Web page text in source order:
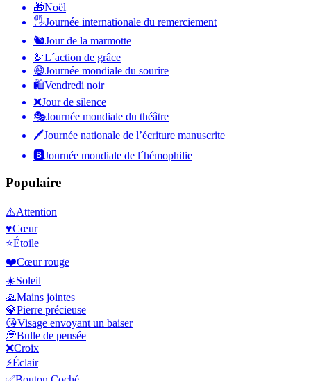
🎁Noël
🖐Journée internationale du remerciement
🐿Jour de la marmotte
🦃L´action de grâce
😄Journée mondiale du sourire
🛍Vendredi noir
❌Jour de silence
🎭Journée mondiale du théâtre
🖊Journée nationale de l’écriture manuscrite
🅱️Journée mondiale de l´hémophilie
Populaire
⚠️Attention
♥️Cœur
⭐Étoile
❤️Cœur rouge
☀️Soleil
🙏Mains jointes
💎Pierre précieuse
😘Visage envoyant un baiser
💭Bulle de pensée
❌Croix
⚡Éclair